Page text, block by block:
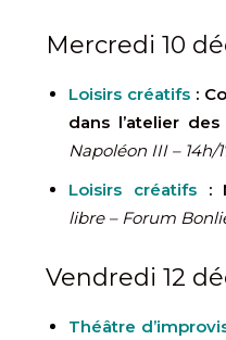
Mercredi 10
Loisirs créatifs:
dans l’atelier
Napoléon III – 14h/
Loisirs créatifs:
libre – Forum
Vendredi 12
Théâtre